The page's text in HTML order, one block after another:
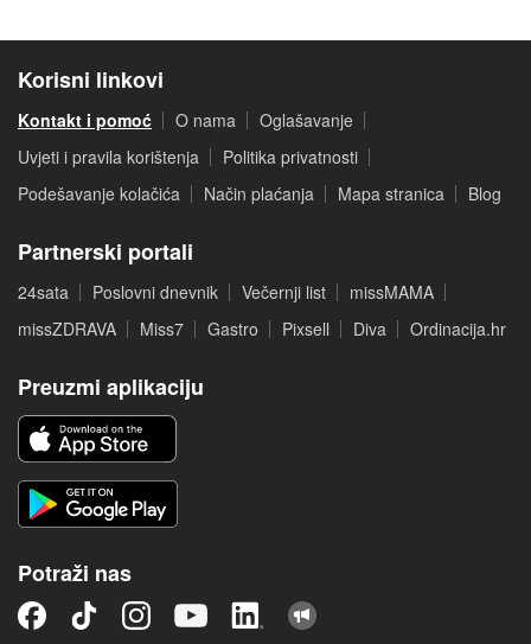
Korisni linkovi
Kontakt i pomoć O nama
Oglašavanje
Uvjeti i pravila korištenja
Politika privatnosti
Podešavanje kolačića
Način plaćanja Mapa stranica Blog
Partnerski portali
24sata Poslovni dnevnik Večernji list
missMAMA
missZDRAVA
Miss7 Gastro Pixsell Diva Ordinacija.hr
Preuzmi aplikaciju
Potraži nas